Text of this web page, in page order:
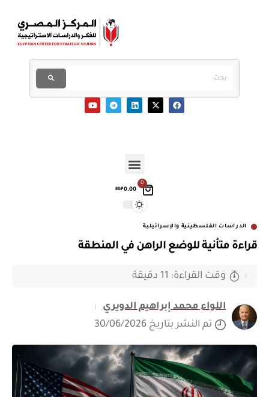
0
EGP0.00
الدراسات الفلسطينية والإسرائيلية
قراءة متأنية للوضع الراهن في المنطقة
اللواء محمد إبراهيم الدويري
تم النشر بتاريخ 30/06/2026
وقت القراءة: 11 دقيقة